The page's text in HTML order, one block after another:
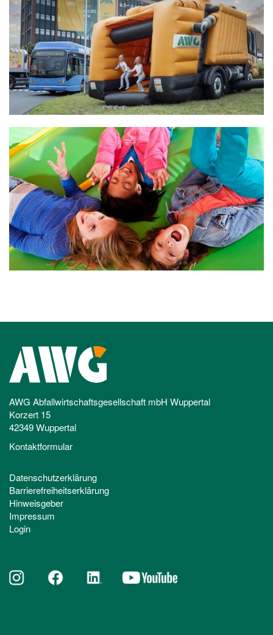
AWG Abfallwirtschaftsgesellschaft mbH Wuppertal
Korzert 15
42349 Wuppertal
Kontaktformular
Datenschutzerklärung
Barrierefreiheitserklärung
Hinweisgeber
Impressum
Login